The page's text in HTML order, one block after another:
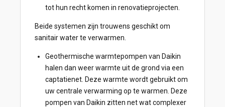
tot hun recht komen in renovatieprojecten.
Beide systemen zijn trouwens geschikt om
sanitair water te verwarmen.
Geothermische warmtepompen van Daikin
halen dan weer warmte uit de grond via een
captatienet. Deze warmte wordt gebruikt om
uw centrale verwarming op te warmen. Deze
pompen van Daikin zitten net wat complexer